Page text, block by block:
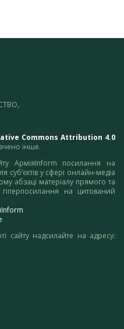
Commons Attribution 4.0
інше.
АрміяInform посилання на
суб’єктів у сфері онлайн-медіа
абзаці матеріалу прямого та
на цитований
сайту надсилайте на адресу: